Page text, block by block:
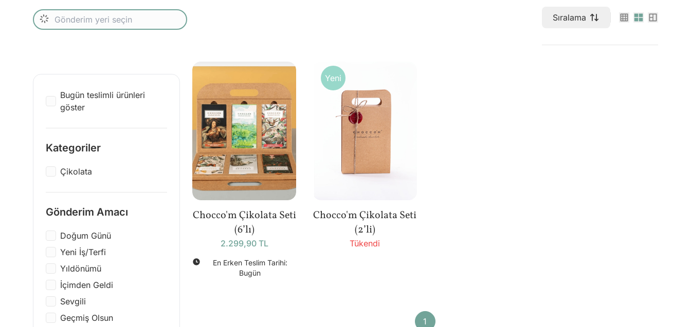
Sıralama
Bugün teslimli ürünleri
göster
Kategoriler
Çikolata
Gönderim Amacı
Doğum Günü
Yeni İş/Terfi
Yıldönümü
İçimden Geldi
Sevgili
Geçmiş Olsun
Chocco'm Çikolata Seti
(6’lı)
2.299,90 TL
En Erken Teslim Tarihi:
Bugün
Yeni
Chocco'm Çikolata Seti
(2’li)
Tükendi
1